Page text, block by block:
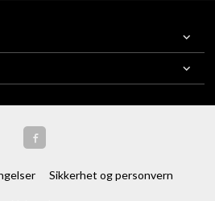
Sikkerhet og personvern